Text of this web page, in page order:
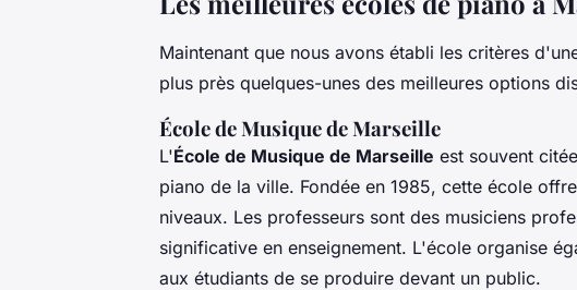
Maintenant que nous avons établi les critères
plus près quelques-unes des meilleures options
École de Musique de Marseille
L'École de Musique de Marseille est souvent
piano de la ville. Fondée en 1985, cette école
niveaux. Les professeurs sont des musiciens
significative en enseignement. L'école organise
aux étudiants de se produire devant un public.